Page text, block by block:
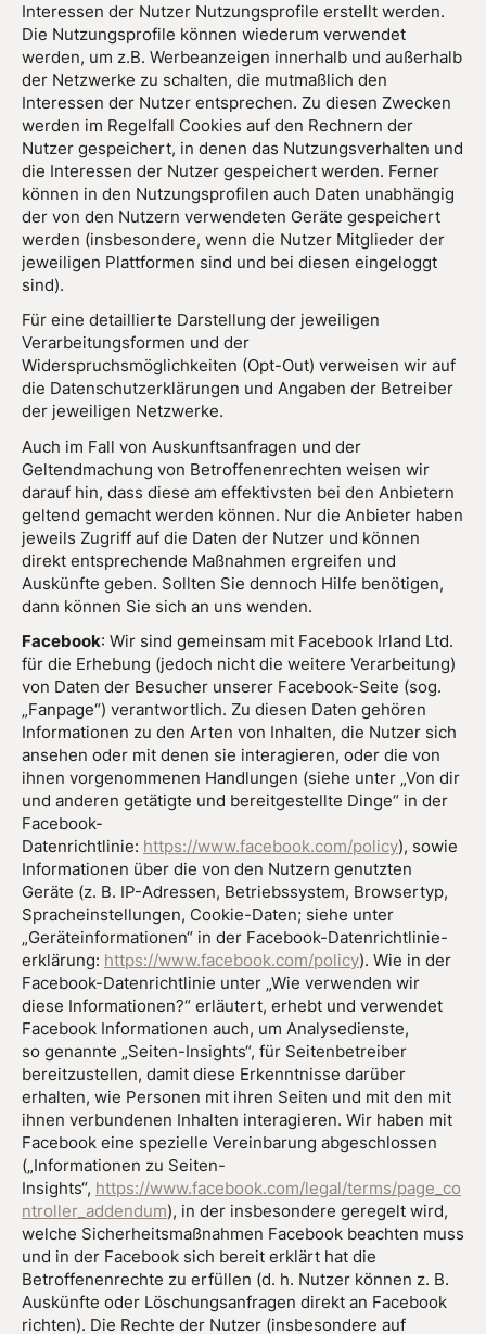
Interessen der Nutzer Nutzungsprofile erstellt werden.
Die Nutzungsprofile können wiederum verwendet
werden, um z.B. Werbeanzeigen innerhalb und außerhalb
der Netzwerke zu schalten, die mutmaßlich den
Interessen der Nutzer entsprechen. Zu diesen Zwecken
werden im Regelfall Cookies auf den Rechnern der
Nutzer gespeichert, in denen das Nutzungsverhalten und
die Interessen der Nutzer gespeichert werden. Ferner
können in den Nutzungsprofilen auch Daten unabhängig
der von den Nutzern verwendeten Geräte gespeichert
werden (insbesondere, wenn die Nutzer Mitglieder der
jeweiligen Plattformen sind und bei diesen eingeloggt
sind).
Für eine detaillierte Darstellung der jeweiligen
Verarbeitungsformen und der
Widerspruchsmöglichkeiten (Opt-Out) verweisen wir auf
die Datenschutzerklärungen und Angaben der Betreiber
der jeweiligen Netzwerke.
Auch im Fall von Auskunftsanfragen und der
Geltendmachung von Betroffenenrechten weisen wir
darauf hin, dass diese am effektivsten bei den Anbietern
geltend gemacht werden können. Nur die Anbieter haben
jeweils Zugriff auf die Daten der Nutzer und können
direkt entsprechende Maßnahmen ergreifen und
Auskünfte geben. Sollten Sie dennoch Hilfe benötigen,
dann können Sie sich an uns wenden.
Facebook: Wir sind gemeinsam mit Facebook Irland Ltd.
für die Erhebung (jedoch nicht die weitere Verarbeitung)
von Daten der Besucher unserer Facebook-Seite (sog.
„Fanpage“) verantwortlich. Zu diesen Daten gehören
Informationen zu den Arten von Inhalten, die Nutzer sich
ansehen oder mit denen sie interagieren, oder die von
ihnen vorgenommenen Handlungen (siehe unter „Von dir
und anderen getätigte und bereitgestellte Dinge“ in der
Facebook-
Datenrichtlinie: https://www.facebook.com/policy), sowie
Informationen über die von den Nutzern genutzten
Geräte (z. B. IP-Adressen, Betriebssystem, Browsertyp,
Spracheinstellungen, Cookie-Daten; siehe unter
„Geräteinformationen“ in der Facebook-Datenrichtlinie-
erklärung: https://www.facebook.com/policy). Wie in der
Facebook-Datenrichtlinie unter „Wie verwenden wir
diese Informationen?“ erläutert, erhebt und verwendet
Facebook Informationen auch, um Analysedienste,
so genannte „Seiten-Insights“, für Seitenbetreiber
bereitzustellen, damit diese Erkenntnisse darüber
erhalten, wie Personen mit ihren Seiten und mit den mit
ihnen verbundenen Inhalten interagieren. Wir haben mit
Facebook eine spezielle Vereinbarung abgeschlossen
(„Informationen zu Seiten-
Insights“, https://www.facebook.com/legal/terms/page_co
ntroller_addendum), in der insbesondere geregelt wird,
welche Sicherheitsmaßnahmen Facebook beachten muss
und in der Facebook sich bereit erklärt hat die
Betroffenenrechte zu erfüllen (d. h. Nutzer können z. B.
Auskünfte oder Löschungsanfragen direkt an Facebook
richten). Die Rechte der Nutzer (insbesondere auf